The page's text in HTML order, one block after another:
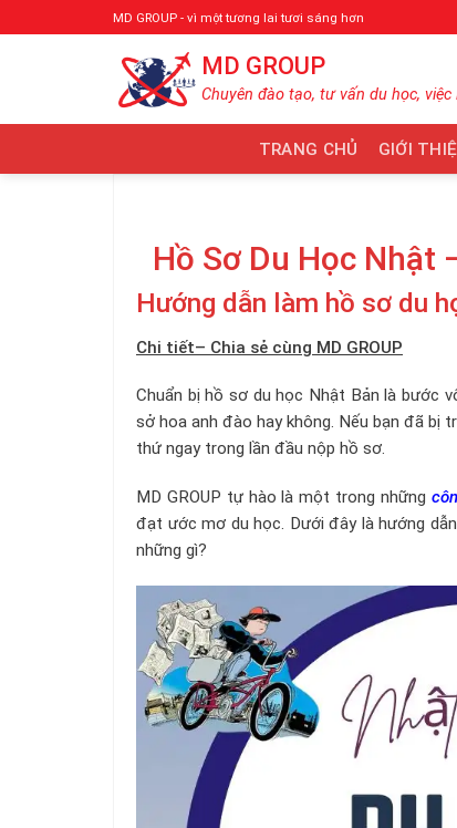
qua
MD GROUP - vì một tương lai tươi sáng hơn
MD GROUP
Chuyên đào tạo, tư vấn du học, việc
TRANG CHỦ GIỚI
Hồ Sơ Du Học Nhật
Hướng dẫn làm hồ sơ du
Chi tiết– Chia sẻ cùng MD GROUP
Chuẩn bị hồ sơ du học Nhật Bản là bước
sở hoa anh đào hay không. Nếu bạn đã bị
thứ ngay trong lần đầu nộp hồ sơ.
MD GROUP tự hào là một trong những
đạt ước mơ du học. Dưới đây là hướng
những gì?